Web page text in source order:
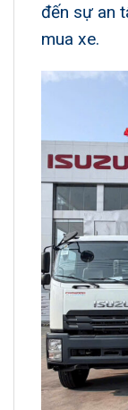
đến sự an
mua xe.